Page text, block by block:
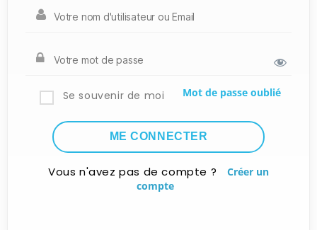
Se souvenir de moi Mot de passe oublié
Vous n'avez pas de compte ?
Créer un
compte